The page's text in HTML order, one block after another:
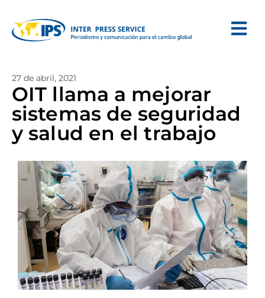
27 de abril, 2021
OIT llama a mejorar
sistemas de seguridad
y salud en el trabajo